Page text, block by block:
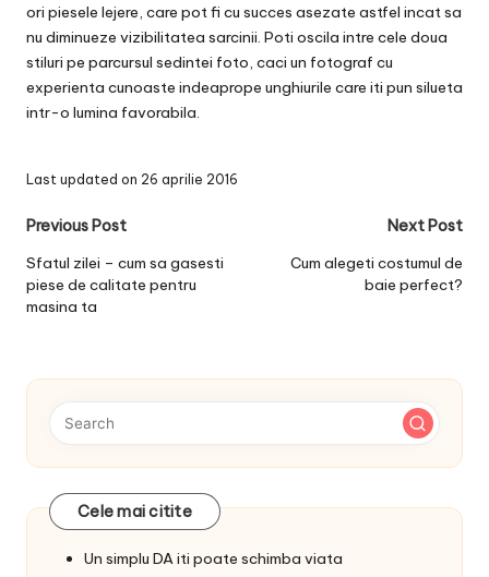
ori piesele lejere, care pot fi cu succes asezate astfel incat sa
nu diminueze vizibilitatea sarcinii. Poti oscila intre cele doua
stiluri pe parcursul sedintei foto, caci un fotograf cu
experienta cunoaste indeaprope unghiurile care iti pun silueta
intr-o lumina favorabila.
Last updated on 26 aprilie 2016
Post
navigation
Previous Post
Sfatul zilei – cum sa gasesti
piese de calitate pentru
masina ta
Next Post
Cum alegeti costumul de
baie perfect?
Cele mai citite
Un simplu DA iti poate schimba viata